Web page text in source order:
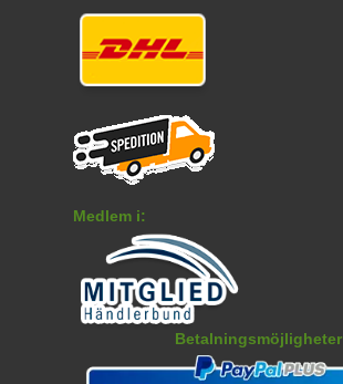
Medlem i:
Betalningsmöjligheter